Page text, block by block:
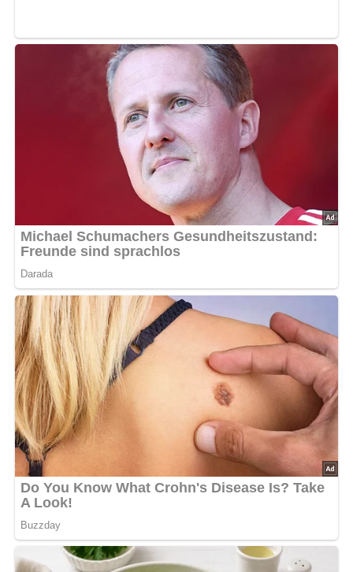
Kein Spam, kein Bullshit, keine Weitergabe deiner Mailadresse an Dritte!
Zubereitung
Die Spaghetti in Salzwasser kochen, abgießen und mit
kaltem Wasser abspülen. Gut abtropfen lassen.
Den gewürfelten Kochschinken und die Spaghetti zu
den Zwiebeln geben und gut vermischen.
Eine Auflaufform mit der restlichen Margarine
ausfetten. Zuerst dünne Salamischeiben auf dem
Boden verteilen, dann die Hälfte der Spaghetti
daraufgeben, erneut Salamischeiben schichten und mit
den restlichen Spaghetti abschließen.
Die Eier mit Pritamin und der Milch verquirlen und mit
Salz abschmecken. Diese Mischung über die Spaghetti
gießen.
Tomaten in Scheiben schneiden und auf den Auflauf
legen. Mit Semmelmehl bestreuen und Butterflöckchen
darauf verteilen.
Den Auflauf mit geriebenem Käse bestreuen und etwa
25 Minuten bei starker Oberhitze im Backofen